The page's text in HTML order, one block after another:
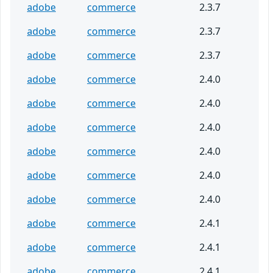
adobe
commerce
2.3.7
adobe
commerce
2.3.7
adobe
commerce
2.3.7
adobe
commerce
2.4.0
adobe
commerce
2.4.0
adobe
commerce
2.4.0
adobe
commerce
2.4.0
adobe
commerce
2.4.0
adobe
commerce
2.4.0
adobe
commerce
2.4.1
adobe
commerce
2.4.1